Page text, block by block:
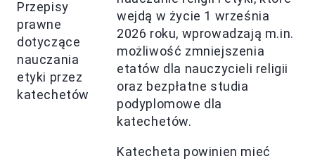
Przepisy
prawne
dotyczące
nauczania
etyki przez
katechetów
wejdą w życie 1 września
2026 roku, wprowadzają m.in.
możliwość zmniejszenia
etatów dla nauczycieli religii
oraz bezpłatne studia
podyplomowe dla
katechetów.
Katecheta powinien mieć